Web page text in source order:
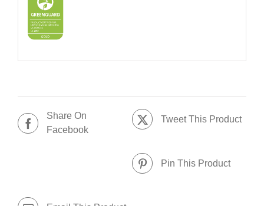
Share On
Facebook
Tweet This Product
Pin This Product